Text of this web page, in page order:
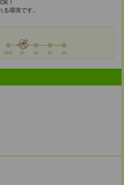
！
環境です。
20代 30 40 50 60